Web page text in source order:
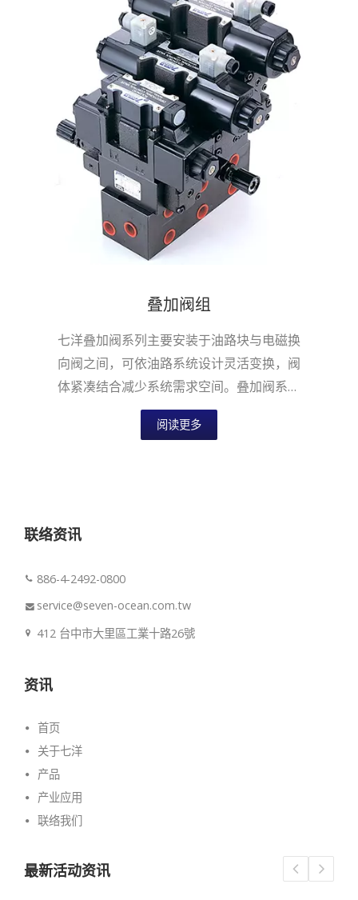
叠加阀组
七洋叠加阀系列主要安装于油路块与电磁换
向阀之间，可依油路系统设计灵活变换，阀
体紧凑结合减少系统需求空间。叠加阀系列
适用于国际安装面标准，提供六通径NG6...
阅读更多
联络资讯
886-4-2492-0800
service@seven-ocean.com.tw
412 台中市大里區工業十路26號
资讯
首页
关于七洋
产品
产业应用
联络我们
最新活动资讯